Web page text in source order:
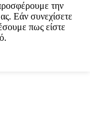
την
Εάν συνεχίσετε
πως είστε